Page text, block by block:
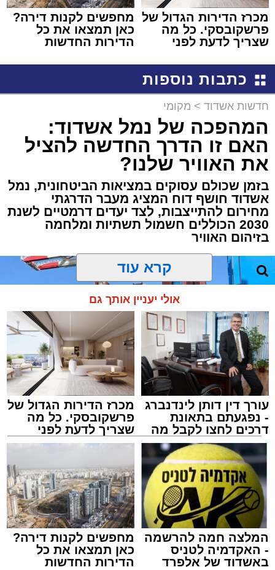
מכרז הדירות הגדול של
פרשקובסקי. כל מה
שצריך לדעת לפני
באשדוד
מחפשים לקנות דירה?
כאן תמצאו את כל
הדירות החדשות
כתבות נוספות
חדשות אשדוד > מקומי
המהפכה של נמל אשדוד:
האם זו הדרך החדשה להציל
את האוויר שלנו?
בזמן שכולם עסוקים במציאות הביטחונית, נמל
אשדוד חושף דוח המציג מעבר הדרגתי
מחירום להתייצבות, לצד יעדים דרמטיים לשנת
2030 הכוללים חשמול תשתיות ומלחמה
בזיהום האוויר
צילום: מני בן ארוש
מערכת האתר / 10:44 06.08.26
קרא עוד
אולי יעניין אותך גם
עורך דין דותן לינדנברג
- נפגעתם בתאונת
דרכים לחצו לקבל מה
שמגיע לכם
מכרז הדירות הגדול של
פרשקובסקי. כל מה
שצריך לדעת לפני
שמגישים הצעה לדירה
המלצה חמה להרשמה
- האקדמיה לטניס
באשדוד של אלפרד
מחפשים לקנות דירה?
כאן תמצאו את כל
הדירות החדשות